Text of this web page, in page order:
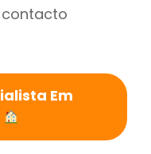
Em